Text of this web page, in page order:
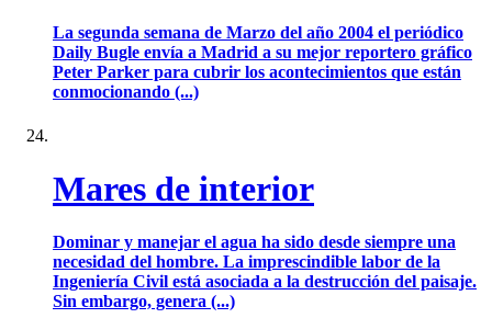
La segunda semana de Marzo del año 2004 el periódico
Daily Bugle envía a Madrid a su mejor reportero gráfico
Peter Parker para cubrir los acontecimientos que están
conmocionando (...)
Mares de interior
Dominar y manejar el agua ha sido desde siempre una
necesidad del hombre. La imprescindible labor de la
Ingeniería Civil está asociada a la destrucción del paisaje.
Sin embargo, genera (...)